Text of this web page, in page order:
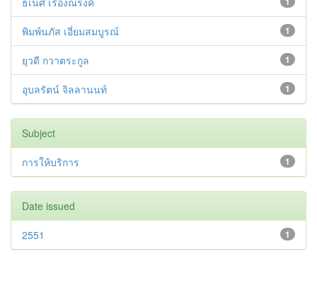
1
พิมพ์นภัส เอี่ยมสมบูรณ์
1
ยุวดี กวาตระกูล
1
อุบลรัตน์ จิลลานนท์
Subject
1
การให้บริการ
Date issued
1
2551